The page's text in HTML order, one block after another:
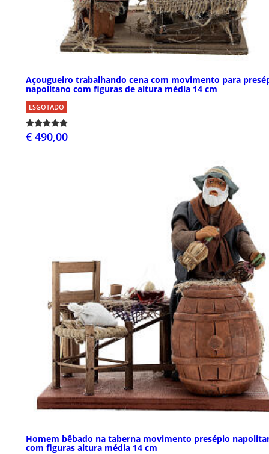
Açougueiro trabalhando cena com movimento para
napolitano com figuras de altura média 14 cm
ESGOTADO
€ 490,00
Homem bêbado na taberna movimento presépio
com figuras altura média 14 cm